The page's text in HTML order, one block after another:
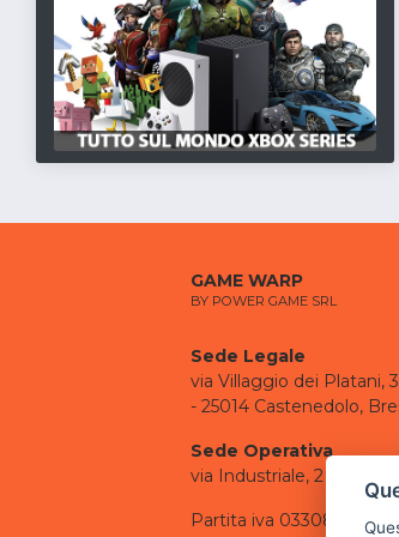
GAME WARP
BY POWER GAME SRL
Sede Legale
via Villaggio dei Platani, 3
- 25014 Castenedolo,
Sede Operativa
via Industriale, 2 - 25082
Partita iva 03308130982